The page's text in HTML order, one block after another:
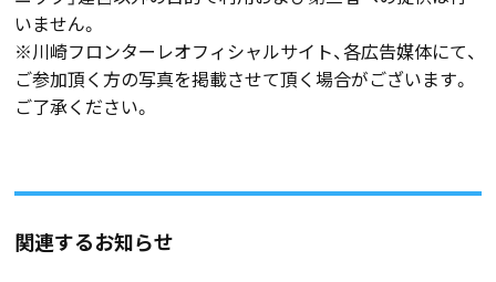
いません。
※川崎フロンターレオフィシャルサイト、各広告媒体にて、
ご参加頂く方の写真を掲載させて頂く場合がございます。
ご了承ください。
関連するお知らせ